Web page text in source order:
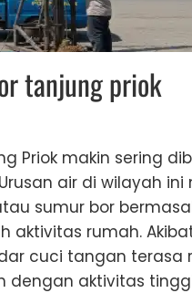
tanjung priok
Priok makin sering
air di wilayah
sumur bor
aktivitas rumah.
cuci tangan terasa
dengan aktivitas